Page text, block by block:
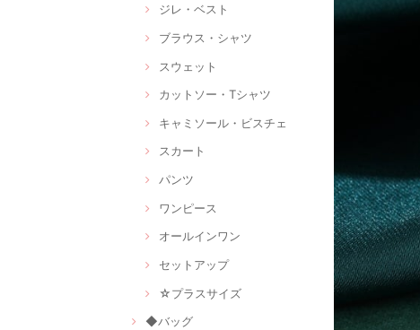
ジレ・ベスト
ブラウス・シャツ
スウェット
カットソー・Tシャツ
キャミソール・ビスチェ
スカート
パンツ
ワンピース
オールインワン
セットアップ
☆プラスサイズ
◆バッグ